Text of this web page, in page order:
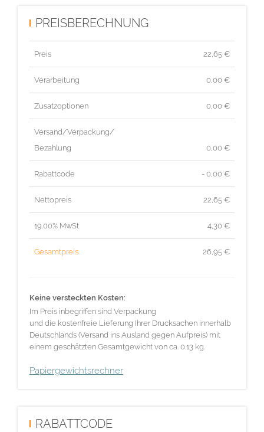
PREISBERECHNUNG
Preis 22,65 €
Verarbeitung 0,00 €
Zusatzoptionen 0,00 €
Versand/Verpackung/
Bezahlung
0,00 €
Rabattcode - 0,00 €
Nettopreis 22,65 €
19.00% MwSt 4,30 €
Gesamtpreis 26,95 €
Keine versteckten Kosten:
Im Preis inbegriffen sind Verpackung
und die kostenfreie Lieferung Ihrer Drucksachen innerhalb
Deutschlands (Versand ins Ausland gegen Aufpreis) mit
einem geschätzten Gesamtgewicht von ca. 0.13 kg.
Papiergewichtsrechner
RABATTCODE